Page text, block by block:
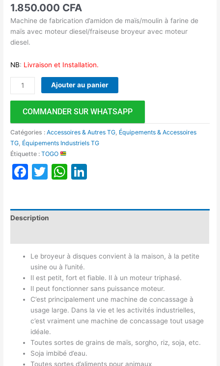
1.850.000 CFA
Machine de fabrication d’amidon de maïs/moulin à farine de
maïs avec moteur diesel/fraiseuse broyeur avec moteur
diesel.
NB: Livraison et Installation.
Ajouter au panier
COMMANDER SUR WHATSAPP
Catégories :Accessoires & Autres TG Équipements & Accessoires
TG Équipements Industriels TG
Étiquette :TOGO
Facebook
TwitterWhatsApp
Description
Le broyeur à disques convient à la maison, à la petite
usine ou à l’unité.
Il est petit, fort et fiable. Il à un moteur triphasé.
Il peut fonctionner sans puissance moteur.
C’est principalement une machine de concassage à
usage large. Dans la vie et les activités industrielles,
c’est vraiment une machine de concassage tout usage
idéale.
Toutes sortes de grains de maïs, sorgho, riz, soja, etc.
Soja imbibé d’eau.
Toutes sortes d’aliments pour animaux